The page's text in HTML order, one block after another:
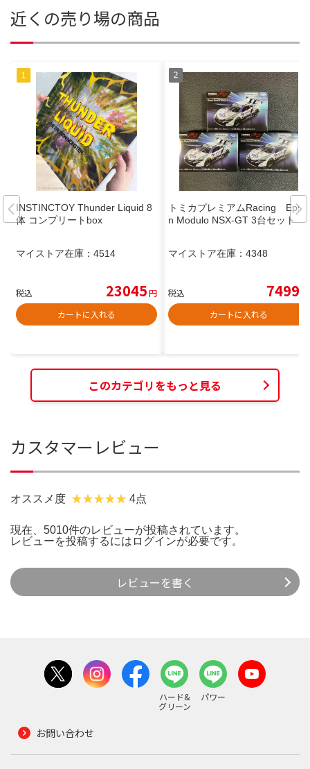
近くの売り場の商品
INSTINCTOY Thunder Liquid 8
体 コンプリートbox
マイストア在庫： 4514
税込 23045円
カートに入れる
トミカプレミアムRacing Epso
n Modulo NSX-GT 3台セット
マイストア在庫： 4348
税込 7499
カートに入れる
このカテゴリをもっと見る
カスタマーレビュー
オススメ度 4点
現在、5010件のレビューが投稿されています。
レビューを投稿するには ログインが必要です。
レビューを書く
ハード&
グリーン
パワー
お問い合わせ